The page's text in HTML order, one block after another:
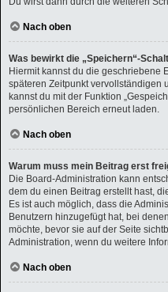
Nach oben
Was bewirkt die „Speichern“-
Hiermit kannst du die geschriebene
späteren Zeitpunkt vervollständigen
kannst du mit der Funktion
persönlichen Bereich erneut laden.
Nach oben
Warum muss mein Beitrag erst
Die Board-Administration kann
dem du einen Beitrag erstellt hast,
Es ist auch möglich, dass die
Benutzern hinzugefügt hat, bei
möchte, bevor sie auf der Seite
Administration, wenn du weitere
Nach oben